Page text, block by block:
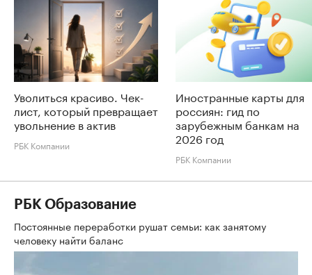
Уволиться красиво. Чек-
лист, который превращает
увольнение в актив
РБК Компании
Иностранные карты для
россиян: гид по
зарубежным банкам на
2026 год
РБК Компании
РБК Образование
Постоянные переработки рушат семьи: как занятому
человеку найти баланс